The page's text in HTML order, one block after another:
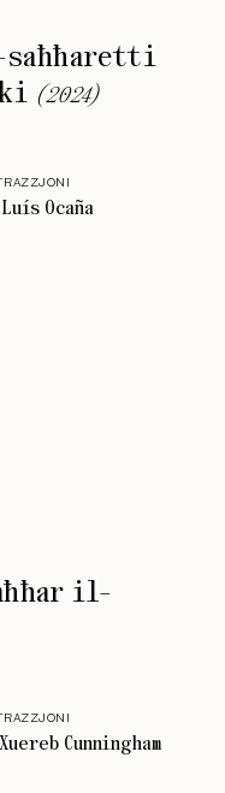
(2024)
Ocaña
il-
Cunningham